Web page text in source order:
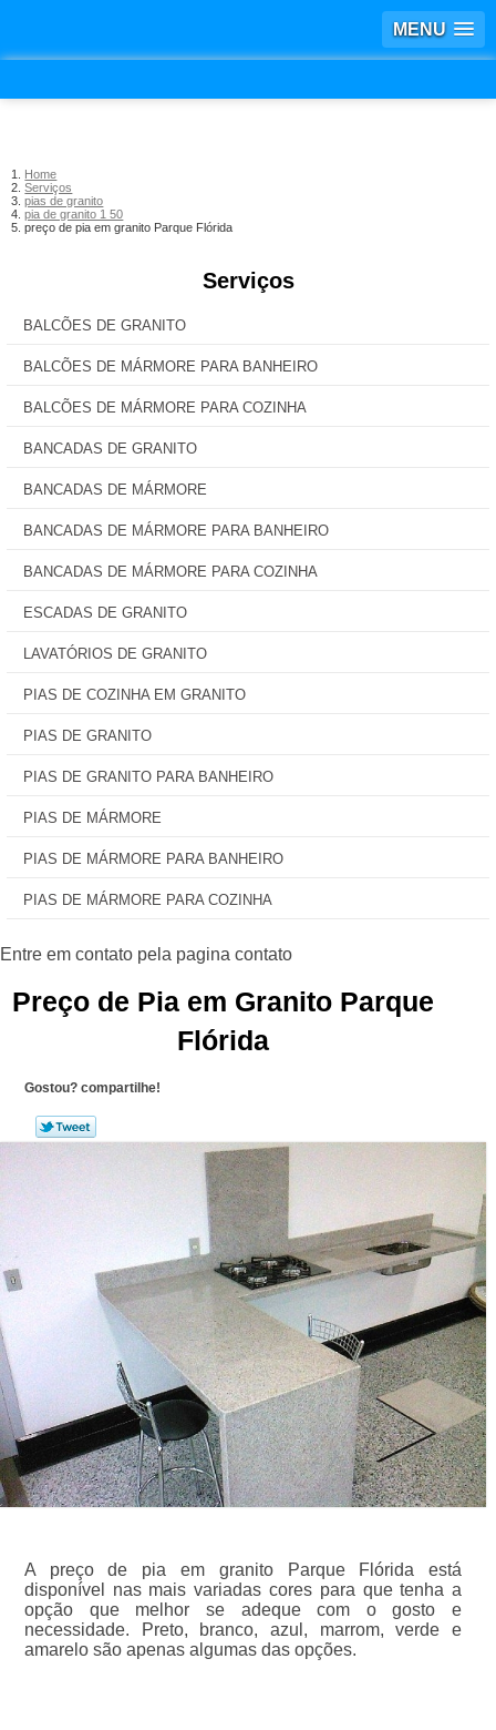
MENU
Home
Serviços
pias de granito
pia de granito 1 50
preço de pia em granito Parque Flórida
Serviços
BALCÕES DE GRANITO
BALCÕES DE MÁRMORE PARA BANHEIRO
BALCÕES DE MÁRMORE PARA COZINHA
BANCADAS DE GRANITO
BANCADAS DE MÁRMORE
BANCADAS DE MÁRMORE PARA BANHEIRO
BANCADAS DE MÁRMORE PARA COZINHA
ESCADAS DE GRANITO
LAVATÓRIOS DE GRANITO
PIAS DE COZINHA EM GRANITO
PIAS DE GRANITO
PIAS DE GRANITO PARA BANHEIRO
PIAS DE MÁRMORE
PIAS DE MÁRMORE PARA BANHEIRO
PIAS DE MÁRMORE PARA COZINHA
Preço de Pia em Granito Parque
Flórida
Gostou? compartilhe!
A preço de pia em granito Parque Flórida está
disponível nas mais variadas cores para que tenha a
opção que melhor se adeque com o gosto e
necessidade. Preto, branco, azul, marrom, verde e
amarelo são apenas algumas das opções.